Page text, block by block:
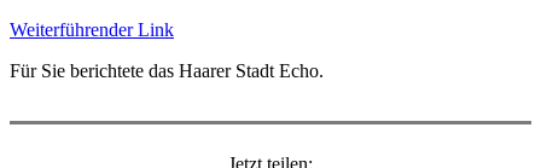
Weiterführender Link
Für Sie berichtete das Haarer Stadt Echo.
Jetzt teilen: